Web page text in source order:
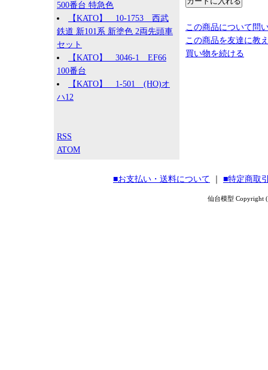
500番台 特急色
【KATO】 10-1753 西武
鉄道 新101系 新塗色 2両先頭車
セット
【KATO】 3046-1 EF66
100番台
【KATO】 1-501 (HO)オ
ハ12
RSS
ATOM
この商品について問
この商品を友達に教
買い物を続ける
■お支払い・送料について ■特定商取
仙台模型 Copyright